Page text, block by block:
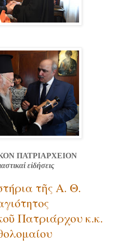
ΠΑΤΡΙΑΡΧΕΙΟΝ
εἰδήσεις
τῆς Α. Θ.
Πατριάρχου κ.κ.